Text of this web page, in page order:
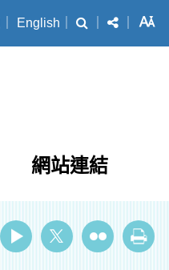
English 搜尋 分享
網站連結